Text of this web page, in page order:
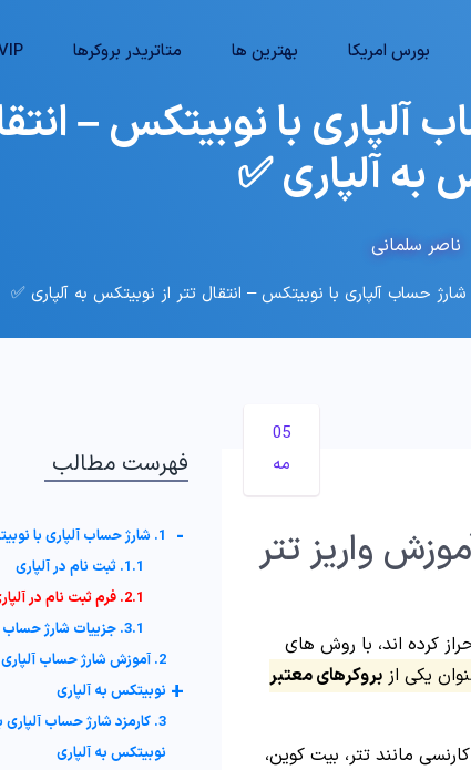
بورس امریکا بهترین ها متاتریدر بروکرها
با نوبیتکس –
به آلپاری ✅
ناصر سلمانی
حساب آلپاری با نوبیتکس – انتقال تتر از نوبیتکس به آلپاری ✅
05
مه
واریز تتر
کرده اند، با روش های
یکی ازبروکرهای معتبر
مانند تتر، بیت کوین،
فهرست مطالب
1. شارژ حساب آلپاری با نوبیتکس - آموزش واریز تتر به آلپاری -
1.1. ثبت نام در آلپاری
2.1. فرم ثبت نام در آلپاری چیست؟
3.1. جزییات شارژ حساب آلپاری با نوبیتکس
2. آموزش شارژ حساب
نوبیتکس به آلپاری +
3. کارمزد شارژ حساب
نوبیتکس به آلپاری